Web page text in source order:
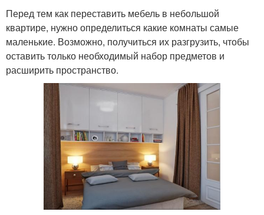
Перед тем как переставить мебель в небольшой
квартире, нужно определиться какие комнаты самые
маленькие. Возможно, получиться их разгрузить, чтобы
оставить только необходимый набор предметов и
расширить пространство.